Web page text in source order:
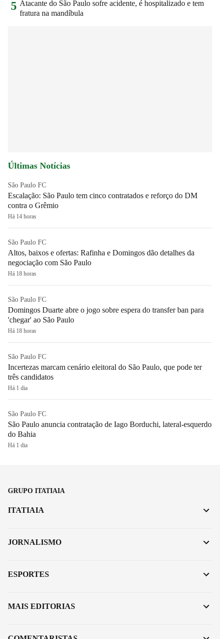
5 Atacante do São Paulo sofre acidente, é hospitalizado e tem
fratura na mandíbula
Últimas Notícias
São Paulo FC
Escalação: São Paulo tem cinco contratados e reforço do DM
contra o Grêmio
Há 14 horas
São Paulo FC
Altos, baixos e ofertas: Rafinha e Domingos dão detalhes da
negociação com São Paulo
Há 18 horas
São Paulo FC
Domingos Duarte abre o jogo sobre espera do transfer ban para
'chegar' ao São Paulo
Há 18 horas
São Paulo FC
Incertezas marcam cenário eleitoral do São Paulo, que pode ter
três candidatos
Há 1 dia
São Paulo FC
São Paulo anuncia contratação de Iago Borduchi, lateral-esquerdo
do Bahia
Há 1 dia
GRUPO ITATIAIA
ITATIAIA
JORNALISMO
ESPORTES
MAIS EDITORIAS